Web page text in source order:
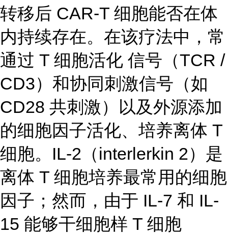
转移后 CAR-T 细胞能否在体
内持续存在。在该疗法中，常
通过 T 细胞活化 信号（TCR /
CD3）和协同刺激信号（如
CD28 共刺激）以及外源添加
的细胞因子活化、培养离体 T
细胞。IL-2（interlerkin 2）是
离体 T 细胞培养最常用的细胞
因子；然而，由于 IL-7 和 IL-
15 能够干细胞样 T 细胞